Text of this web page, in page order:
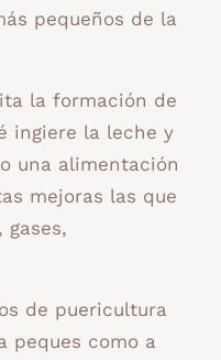
pequeños de la
la formación de
ingiere la leche y
una alimentación
mejoras las que
gases,
de puericultura
peques como a